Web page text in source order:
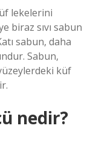
lekelerini
biraz sıvı sabun
sabun, daha
Sabun,
küf
nedir?